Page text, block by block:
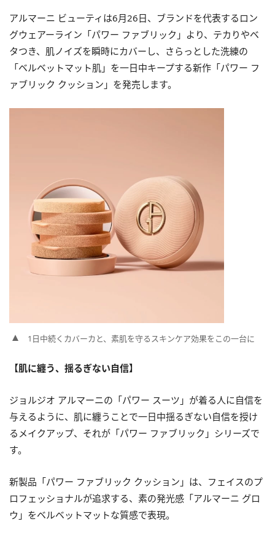
アルマーニ ビューティは6月26日、ブランドを代表するロン
グウェアーライン「パワー ファブリック」より、テカりやベ
タつき、肌ノイズを瞬時にカバーし、さらっとした洗練の
「ベルベットマット肌」を一日中キープする新作「パワー フ
ァブリック クッション」を発売します。
1日中続くカバーカと、素肌を守るスキンケア効果をこの一台に
【肌に纏う、揺るぎない自信】
ジョルジオ アルマーニの「パワー スーツ」が着る人に自信を
与えるように、肌に纏うことで一日中揺るぎない自信を授け
るメイクアップ、それが「パワー ファブリック」シリーズで
す。
新製品「パワー ファブリック クッション」は、フェイスのプ
ロフェッショナルが追求する、素の発光感「アルマーニ グロ
ウ」をベルベットマットな質感で表現。